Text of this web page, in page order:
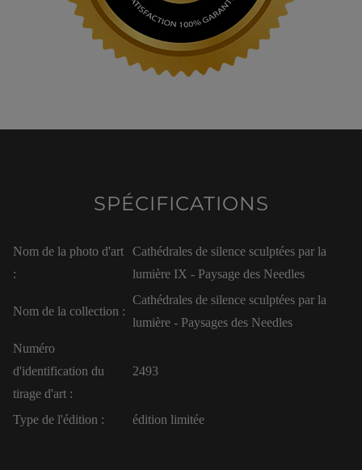
SPÉCIFICATIONS
Nom de la photo d'art
:
Cathédrales de silence sculptées par la
lumière IX - Paysage des Needles
Nom de la collection :
Cathédrales de silence sculptées par la
lumière - Paysages des Needles
Numéro
d'identification du
tirage d'art :
2493
Type de l'édition : édition limitée